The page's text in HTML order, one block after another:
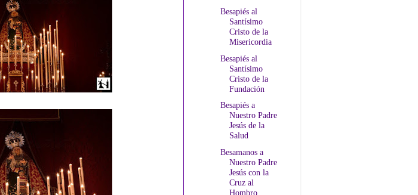
Besapiés al
Santísimo
Cristo de la
Misericordia
Besapiés al
Santísimo
Cristo de la
Fundación
Besapiés a
Nuestro Padre
Jesús de la
Salud
Besamanos a
Nuestro Padre
Jesús con la
Cruz al
Hombro